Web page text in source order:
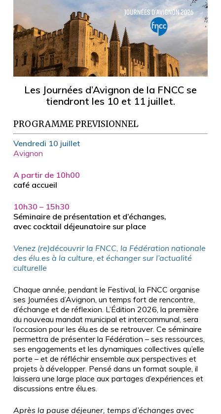
Les Journées d’Avignon de la FNCC se
tiendront les 10 et 11 juillet.
PROGRAMME PREVISIONNEL
Vendredi 10 juillet
Avignon
A partir de 10h00
café accueil
10h30 – 15h30
Séminaire de présentation et d’échanges,
avec cocktail déjeunatoire sur place
Venez (re)découvrir la FNCC, la Fédération nationale
des élu.es à la culture, et échanger sur l’actualité
culturelle
Chaque année, pendant le Festival, la FNCC organise
ses Journées d’Avignon, un temps fort de rencontre,
d’échange et de réflexion. L’Édition 2026, la première
du nouveau mandat municipal et intercommunal, sera
l’occasion pour les élu.es de se retrouver. Ce séminaire
permettra de présenter la Fédération – ses ressources,
ses engagements et les dynamiques collectives qu’elle
porte – et de réfléchir ensemble aux perspectives et
projets à développer. Pensé dans un format souple, il
laissera une large place aux partages d’expériences et
discussions entre élu.es.
Après la pause déjeuner, temps d’échanges avec